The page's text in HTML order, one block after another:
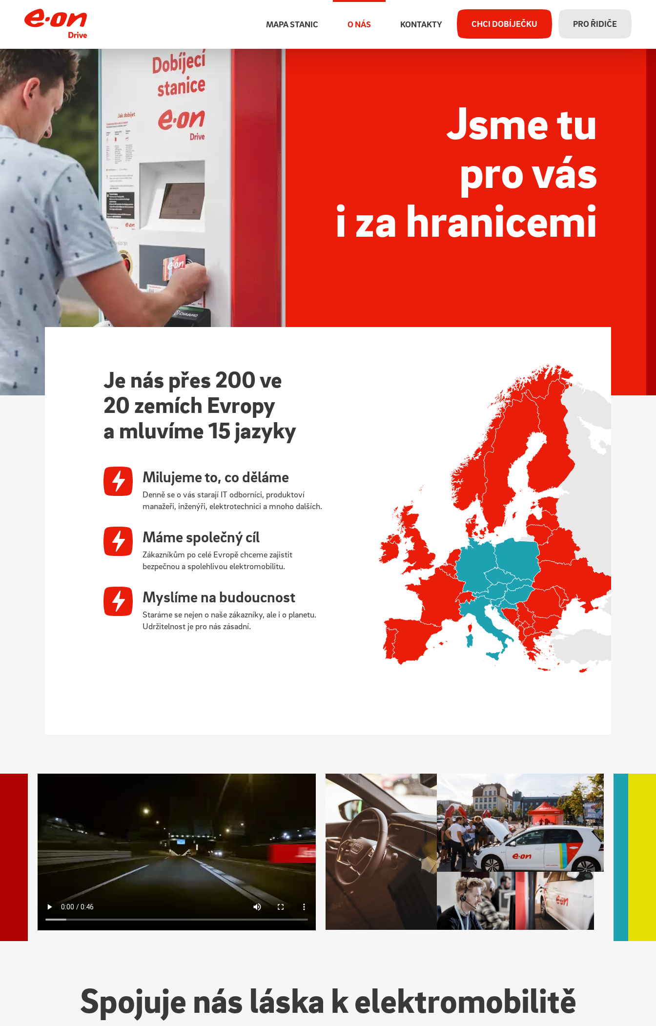
MAPA STANIC O NÁS KONTAKTY CHCI DOBÍJEČKU PRO ŘIDIČE
Jsme E.ON Drive Zelená elektřina Projekty Naši zákazníci
Jsme tu
pro vás
i za hranicemi
Je nás přes 200 ve
20 zemích Evropy
a mluvíme 15 jazyky
Milujeme to, co děláme
Denně se o vás starají IT odborníci, produktoví
manažeři, inženýři, elektrotechnici a mnoho dalších.
Máme společný cíl
Zákazníkům po celé Evropě chceme zajistit
bezpečnou a spolehlivou elektromobilitu.
Myslíme na budoucnost
Staráme se nejen o naše zákazníky, ale i o planetu.
Udržitelnost je pro nás zásadní.
Spojuje nás láska k elektromobilitě